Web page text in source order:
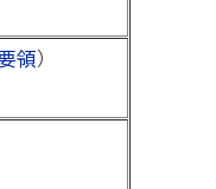
領 ）